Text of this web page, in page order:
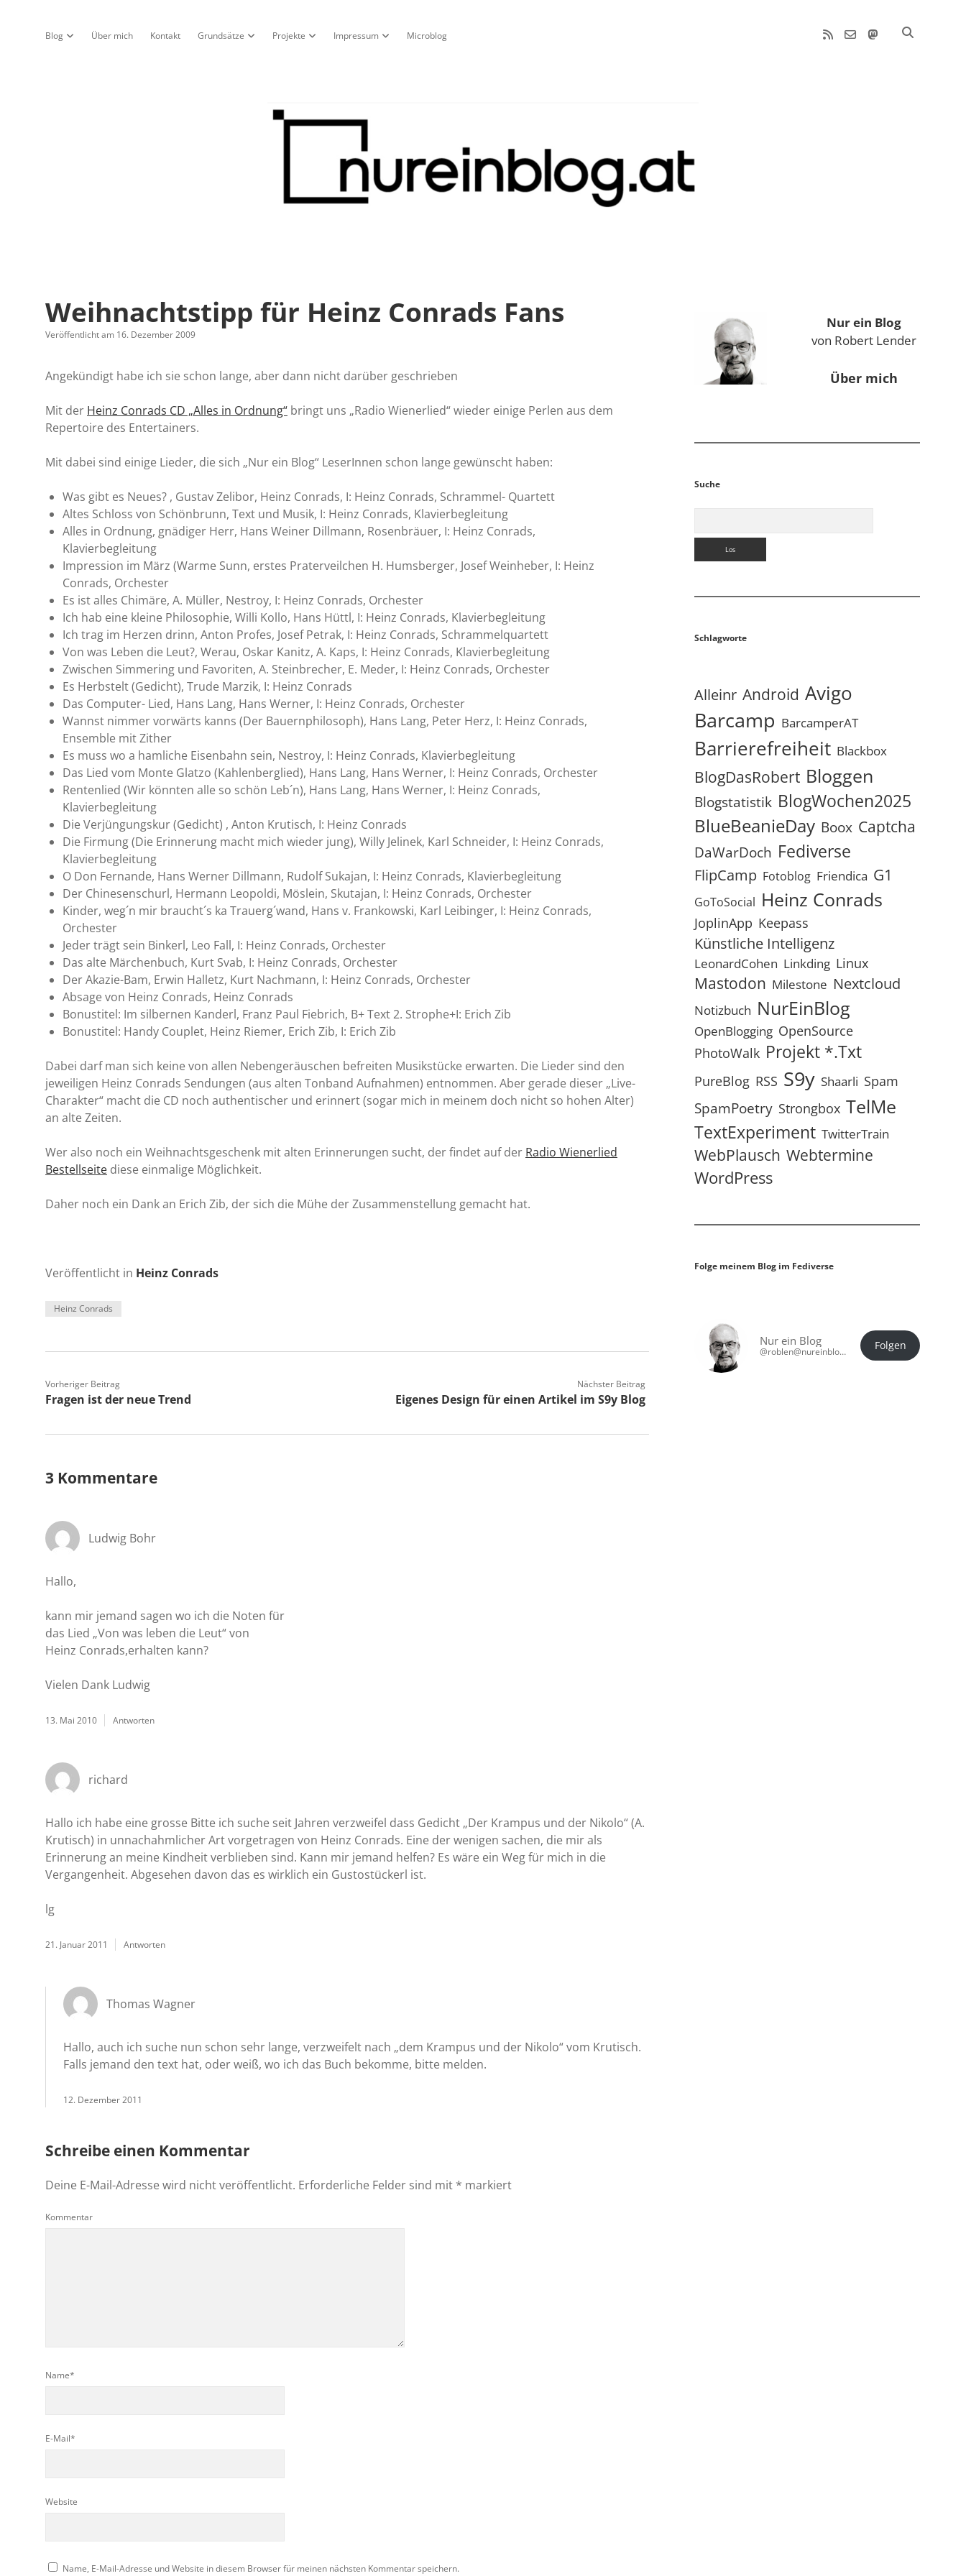
Blog Dropdown-Menü öffnen
Über mich Kontakt Grundsätze Dropdown-Menü öffnen
Projekte Dropdown-Menü öffnen
Impressum Dropdown-Menü öffnen
Microblog rss email-mastodon
Nur
Blog
Weihnachtstipp für Heinz Conrads Fans
Veröffentlicht am 16. Dezember 2009
Angekündigt habe ich sie schon lange, aber dann nicht darüber geschrieben
Mit der Heinz Conrads CD „Alles in Ordnung“ bringt uns „Radio Wienerlied“ wieder einige Perlen aus dem
Repertoire des Entertainers.
Mit dabei sind einige Lieder, die sich „Nur ein Blog“ LeserInnen schon lange gewünscht haben:
Was gibt es Neues? , Gustav Zelibor, Heinz Conrads, I: Heinz Conrads, Schrammel- Quartett
Altes Schloss von Schönbrunn, Text und Musik, I: Heinz Conrads, Klavierbegleitung
Alles in Ordnung, gnädiger Herr, Hans Weiner Dillmann, Rosenbräuer, I: Heinz Conrads,
Klavierbegleitung
Impression im März (Warme Sunn, erstes Praterveilchen H. Humsberger, Josef Weinheber, I: Heinz
Conrads, Orchester
Es ist alles Chimäre, A. Müller, Nestroy, I: Heinz Conrads, Orchester
Ich hab eine kleine Philosophie, Willi Kollo, Hans Hüttl, I: Heinz Conrads, Klavierbegleitung
Ich trag im Herzen drinn, Anton Profes, Josef Petrak, I: Heinz Conrads, Schrammelquartett
Von was Leben die Leut?, Werau, Oskar Kanitz, A. Kaps, I: Heinz Conrads, Klavierbegleitung
Zwischen Simmering und Favoriten, A. Steinbrecher, E. Meder, I: Heinz Conrads, Orchester
Es Herbstelt (Gedicht), Trude Marzik, I: Heinz Conrads
Das Computer- Lied, Hans Lang, Hans Werner, I: Heinz Conrads, Orchester
Wannst nimmer vorwärts kanns (Der Bauernphilosoph), Hans Lang, Peter Herz, I: Heinz Conrads,
Ensemble mit Zither
Es muss wo a hamliche Eisenbahn sein, Nestroy, I: Heinz Conrads, Klavierbegleitung
Das Lied vom Monte Glatzo (Kahlenberglied), Hans Lang, Hans Werner, I: Heinz Conrads, Orchester
Rentenlied (Wir könnten alle so schön Leb´n), Hans Lang, Hans Werner, I: Heinz Conrads,
Klavierbegleitung
Die Verjüngungskur (Gedicht) , Anton Krutisch, I: Heinz Conrads
Die Firmung (Die Erinnerung macht mich wieder jung), Willy Jelinek, Karl Schneider, I: Heinz Conrads,
Klavierbegleitung
O Don Fernande, Hans Werner Dillmann, Rudolf Sukajan, I: Heinz Conrads, Klavierbegleitung
Der Chinesenschurl, Hermann Leopoldi, Möslein, Skutajan, I: Heinz Conrads, Orchester
Kinder, weg´n mir braucht´s ka Trauerg´wand, Hans v. Frankowski, Karl Leibinger, I: Heinz Conrads,
Orchester
Jeder trägt sein Binkerl, Leo Fall, I: Heinz Conrads, Orchester
Das alte Märchenbuch, Kurt Svab, I: Heinz Conrads, Orchester
Der Akazie-Bam, Erwin Halletz, Kurt Nachmann, I: Heinz Conrads, Orchester
Absage von Heinz Conrads, Heinz Conrads
Bonustitel: Im silbernen Kanderl, Franz Paul Fiebrich, B+ Text 2. Strophe+I: Erich Zib
Bonustitel: Handy Couplet, Heinz Riemer, Erich Zib, I: Erich Zib
Dabei darf man sich keine von allen Nebengeräuschen befreiten Musikstücke erwarten. Die Lieder sind den
jeweiligen Heinz Conrads Sendungen (aus alten Tonband Aufnahmen) entnommen. Aber gerade dieser „Live-
Charakter“ macht die CD noch authentischer und erinnert (sogar mich in meinem doch nicht so hohen Alter)
an alte Zeiten.
Wer also noch ein Weihnachtsgeschenk mit alten Erinnerungen sucht, der findet auf der Radio Wienerlied
Bestellseite diese einmalige Möglichkeit.
Daher noch ein Dank an Erich Zib, der sich die Mühe der Zusammenstellung gemacht hat.
Veröffentlicht in Heinz Conrads
Heinz Conrads
Vorheriger Beitrag
Fragen ist der neue Trend
Nächster Beitrag
Eigenes Design für einen Artikel im S9y Blog
3 Kommentare
Ludwig Bohr
Hallo,
kann mir jemand sagen wo ich die Noten für
das Lied „Von was leben die Leut“ von
Heinz Conrads,erhalten kann?
Vielen Dank Ludwig
13. Mai 2010 Antworten
richard
Hallo ich habe eine grosse Bitte ich suche seit Jahren verzweifel dass Gedicht „Der Krampus und der Nikolo“ (A.
Krutisch) in unnachahmlicher Art vorgetragen von Heinz Conrads. Eine der wenigen sachen, die mir als
Erinnerung an meine Kindheit verblieben sind. Kann mir jemand helfen? Es wäre ein Weg für mich in die
Vergangenheit. Abgesehen davon das es wirklich ein Gustostückerl ist.
lg
21. Januar 2011 Antworten
Thomas Wagner
Hallo, auch ich suche nun schon sehr lange, verzweifelt nach „dem Krampus und der Nikolo“ vom Krutisch.
Falls jemand den text hat, oder weiß, wo ich das Buch bekomme, bitte melden.
12. Dezember 2011
Schreibe einen Kommentar
Deine E-Mail-Adresse wird nicht veröffentlicht. Erforderliche Felder sind mit * markiert
Kommentar
Name*
E-Mail*
Website
Name, E-Mail-Adresse und Website in diesem Browser für meinen nächsten Kommentar speichern.
Sidebar
Nur ein Blog
von Robert Lender
Über mich
Suche
Schlagworte
Alleinr Android Avigo
Barcamp BarcamperAT
Barrierefreiheit Blackbox
BlogDasRobert Bloggen
Blogstatistik BlogWochen2025
BlueBeanieDay Boox Captcha
DaWarDoch Fediverse
FlipCamp Fotoblog Friendica G1
GoToSocial Heinz Conrads
JoplinApp Keepass
Künstliche Intelligenz
LeonardCohen Linkding Linux
Mastodon Milestone Nextcloud
Notizbuch NurEinBlog
OpenBlogging OpenSource
PhotoWalk Projekt *.txt
PureBlog RSS S9y Shaarli Spam
SpamPoetry Strongbox TelMe
TextExperiment TwitterTrain
WebPlausch Webtermine
WordPress
Folge meinem Blog im Fediverse
Nur ein Blog
@roblen@nureinblog.at Folgen